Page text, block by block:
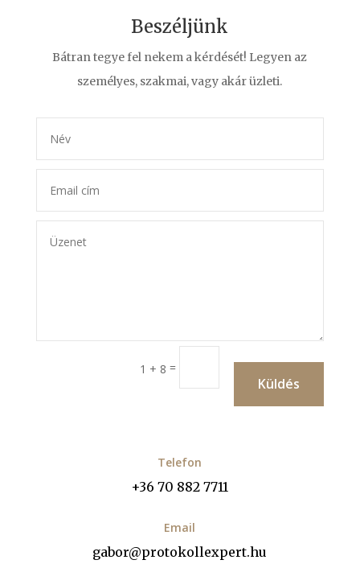
Beszéljünk
Bátran tegye fel nekem a kérdését! Legyen az
személyes, szakmai, vagy akár üzleti.
1 + 8 =
Küldés
Telefon
+36 70 882 7711
Email
gabor@protokollexpert.hu